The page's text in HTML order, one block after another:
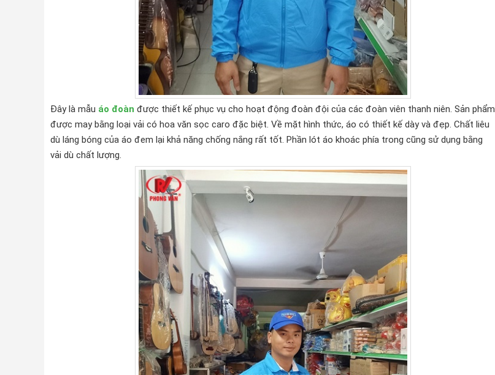
Đây là mẫu áo đoàn được thiết kế phục vụ cho hoạt động đoàn đội của các đoàn viên thanh niên. Sản phẩm
được may bằng loại vải có hoa văn sọc caro đặc biệt. Về mặt hình thức, áo có thiết kế dày và đẹp. Chất liêu
dù láng bóng của áo đem lại khả năng chống nắng rất tốt. Phần lót áo khoác phía trong cũng sử dụng bằng
vải dù chất lượng.